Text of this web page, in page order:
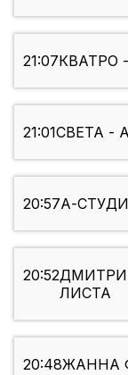
21:07КВАТРО
21:01СВЕТА -
20:57А-
20:52
ЛИСТА
20:48ЖАННА